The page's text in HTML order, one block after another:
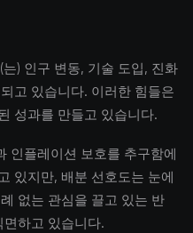
) 인구 변동, 기술 도입, 진화
고 있습니다. 이러한 힘들은
성과를 만들고 있습니다.
인플레이션 보호를 추구함에
있지만, 배분 선호도는 눈에
없는 관심을 끌고 있는 반
하고 있습니다.